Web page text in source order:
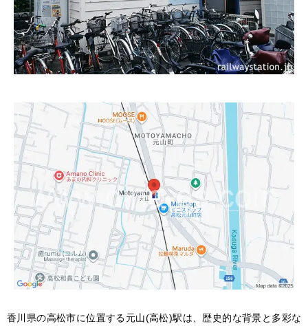
香川県の高松市に位置する元山(高松)駅は、歴史的な背景と多彩な